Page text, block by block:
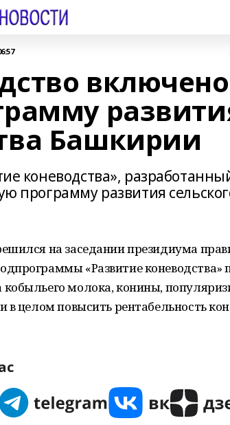
Башкирии
коневодства»,
программу развития
на заседании президиума
«Развитие коневодства»
кобыльего молока, конины,
в целом повысить рентабельность